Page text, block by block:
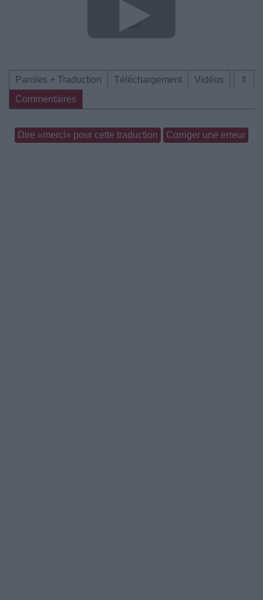
⇑
Paroles + Traduction Téléchargement
Vidéos
Commentaires
Dire «merci» pour cette traduction Corriger une erreur